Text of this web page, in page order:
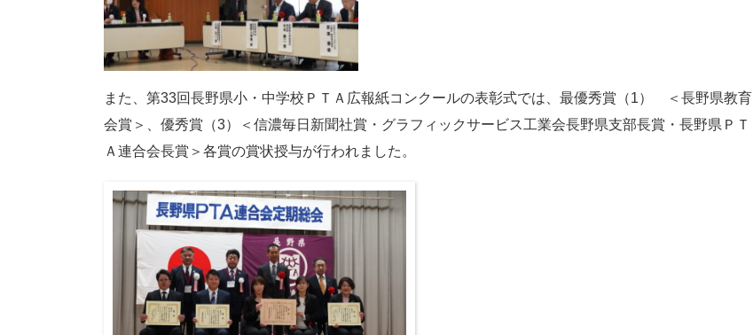
また、第33回長野県小・中学校ＰＴＡ広報紙コンクールの表彰式では、最優秀賞（1） ＜長野県教育
会賞＞、優秀賞（3）＜信濃毎日新聞社賞・グラフィックサービス工業会長野県支部長賞・長野県ＰＴ
Ａ連合会長賞＞各賞の賞状授与が行われました。